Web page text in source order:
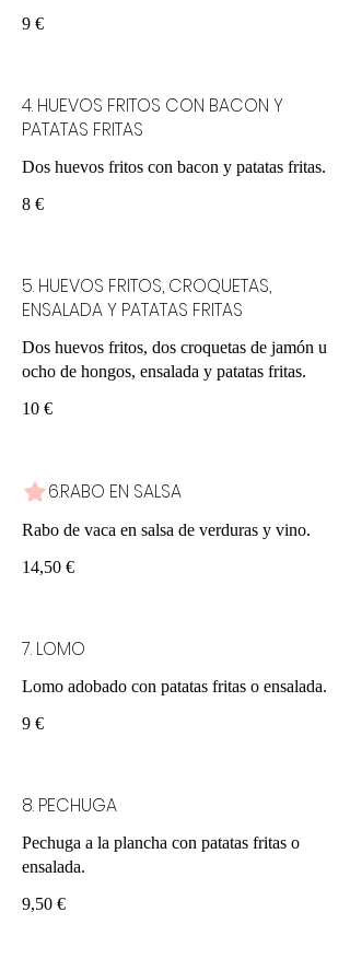
9 €
4. HUEVOS FRITOS CON BACON Y
PATATAS FRITAS
Dos huevos fritos con bacon y patatas fritas.
8 €
5. HUEVOS FRITOS, CROQUETAS,
ENSALADA Y PATATAS FRITAS
Dos huevos fritos, dos croquetas de jamón u
ocho de hongos, ensalada y patatas fritas.
10 €
6.RABO EN SALSA
Rabo de vaca en salsa de verduras y vino.
14,50 €
7. LOMO
Lomo adobado con patatas fritas o ensalada.
9 €
8. PECHUGA
Pechuga a la plancha con patatas fritas o
ensalada.
9,50 €